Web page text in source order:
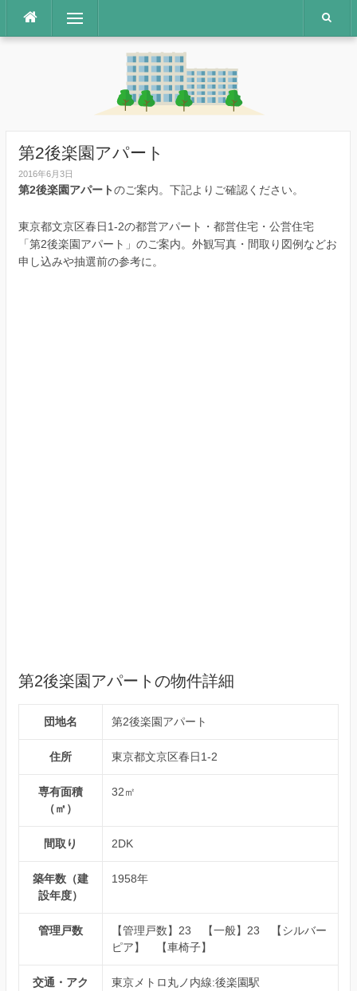
テ
メニュー
第2後楽園アパート
2016年6月3日
第2後楽園アパートのご案内。下記よりご確認ください。
東京都文京区春日1-2の都営アパート・都営住宅・公営住宅
「第2後楽園アパート」のご案内。外観写真・間取り図例などお
申し込みや抽選前の参考に。
第2後楽園アパートの物件詳細
団地名 第2後楽園アパート
住所 東京都文京区春日1-2
専有面積
（㎡）
32㎡
間取り 2DK
築年数（建
設年度）
1958年
管理戸数
【管理戸数】23 【一般】23 【シルバー
ピア】 【車椅子】
交通・アク
東京メトロ丸ノ内線:後楽園駅